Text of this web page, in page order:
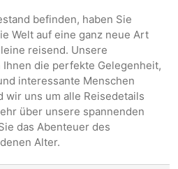
befinden, haben Sie
Welt auf eine ganz neue Art
reisend. Unsere
die perfekte Gelegenheit,
interessante Menschen
wir uns um alle Reisedetails
über unsere spannenden
das Abenteuer des
Alter.